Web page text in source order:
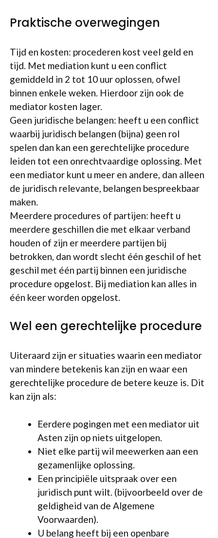
Praktische overwegingen
Tijd en kosten: procederen kost veel geld en
tijd. Met mediation kunt u een conflict
gemiddeld in 2 tot 10 uur oplossen, ofwel
binnen enkele weken. Hierdoor zijn ook de
mediator kosten lager.
Geen juridische belangen: heeft u een conflict
waarbij juridisch belangen (bijna) geen rol
spelen dan kan een gerechtelijke procedure
leiden tot een onrechtvaardige oplossing. Met
een mediator kunt u meer en andere, dan alleen
de juridisch relevante, belangen bespreekbaar
maken.
Meerdere procedures of partijen: heeft u
meerdere geschillen die met elkaar verband
houden of zijn er meerdere partijen bij
betrokken, dan wordt slecht één geschil of het
geschil met één partij binnen een juridische
procedure opgelost. Bij mediation kan alles in
één keer worden opgelost.
Wel een gerechtelijke procedure
Uiteraard zijn er situaties waarin een mediator
van mindere betekenis kan zijn en waar een
gerechtelijke procedure de betere keuze is. Dit
kan zijn als:
Eerdere pogingen met een mediator uit
Asten zijn op niets uitgelopen.
Niet elke partij wil meewerken aan een
gezamenlijke oplossing.
Een principiële uitspraak over een
juridisch punt wilt. (bijvoorbeeld over de
geldigheid van de Algemene
Voorwaarden).
U belang heeft bij een openbare